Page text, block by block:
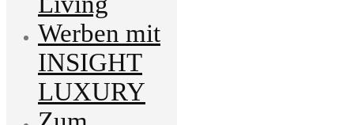
Werben mit
INSIGHT
LUXURY